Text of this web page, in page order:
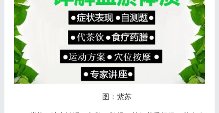
图：紫苏